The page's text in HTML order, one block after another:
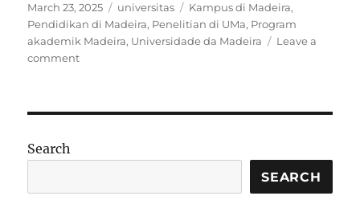
Posted
on
March 23, 2025 Categories
universitas Tags
Kampus di Madeira,
Pendidikan di Madeira, Penelitian di UMa, Program
akademik Madeira, Universidade da Madeira
Leave a
commenton
dan
di
Search
SEARCH